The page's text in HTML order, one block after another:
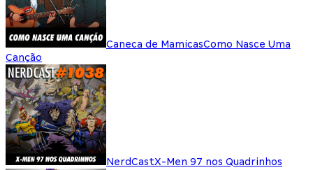
Caneca de MamicasComo Nasce Uma
Canção
NerdCastX-Men 97 nos Quadrinhos